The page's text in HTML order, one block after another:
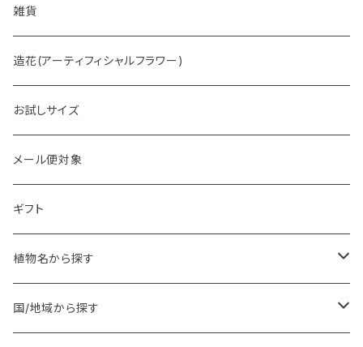
雑貨
造花(アーティフィシャルフラワー)
お試しサイズ
メール便対象
ギフト
植物名から探す
ア行
国/地域から探す